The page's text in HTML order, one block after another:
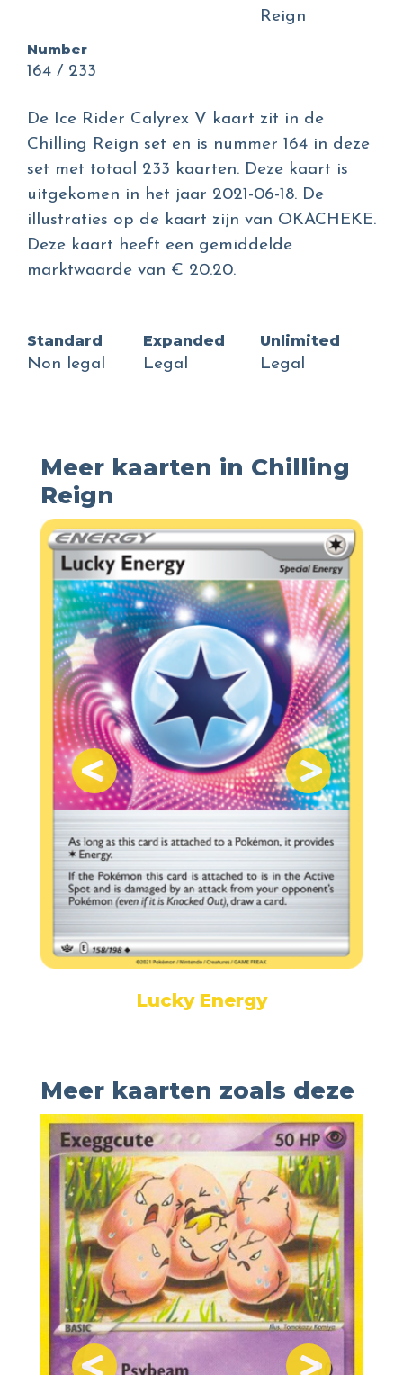
Reign
Number
164 / 233
De Ice Rider Calyrex V kaart zit in de
Chilling Reign set en is nummer 164 in deze
set met totaal 233 kaarten. Deze kaart is
uitgekomen in het jaar 2021-06-18. De
illustraties op de kaart zijn van OKACHEKE.
Deze kaart heeft een gemiddelde
marktwaarde van € 20.20.
Standard
Non legal
Expanded
Legal
Unlimited
Legal
Meer kaarten in Chilling
Reign
Lucky Energy
Meer kaarten zoals deze